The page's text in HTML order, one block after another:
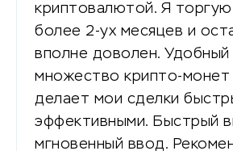
криптовалютой. Я
более 2-ух месяцев и
вполне доволен. Удобный
множество крипто-монет
делает мои сделки
эффективными. Быстрый
мгновенный ввод.